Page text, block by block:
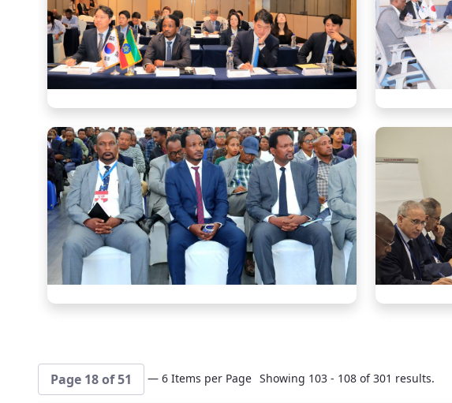
Page 18 of 51 — 6 Items per Page Showing 103 - 108 of 301 results.